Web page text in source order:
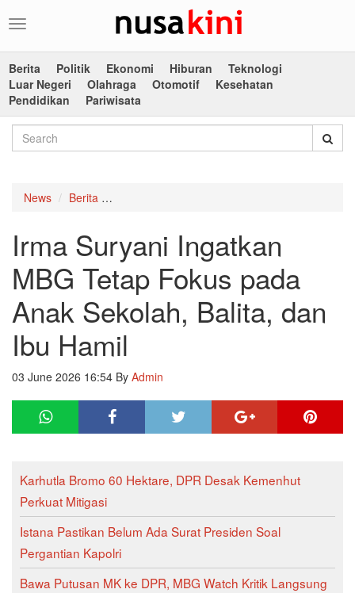
Toggle
Berita
Politik Ekonomi Hiburan
Teknologi
Luar Negeri
Olahraga Otomotif
Kesehatan
Pendidikan
Pariwisata
News Berita
Irma Suryani Ingatkan
MBG Tetap Fokus pada
Anak Sekolah, Balita, dan
Ibu Hamil
03 June 2026 16:54 By Admin
Karhutla Bromo 60 Hektare, DPR Desak Kemenhut
Perkuat Mitigasi
Istana Pastikan Belum Ada Surat Presiden Soal
Pergantian Kapolri
Bawa Putusan MK ke DPR, MBG Watch Kritik Langsung